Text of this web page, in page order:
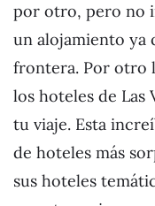
por otro, pero no
un alojamiento ya
frontera. Por otro
los hoteles de Las
tu viaje. Esta
de hoteles más
sus hoteles